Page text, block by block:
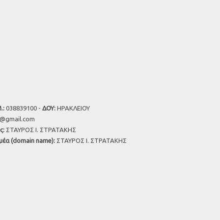
038839100 - ΔΟΥ: ΗΡΑΚΛΕΙΟΥ
ΣΤΑΥΡΟΣ Ι. ΣΤΡΑΤΑΚΗΣ
(domain name): ΣΤΑΥΡΟΣ Ι. ΣΤΡΑΤΑΚΗΣ